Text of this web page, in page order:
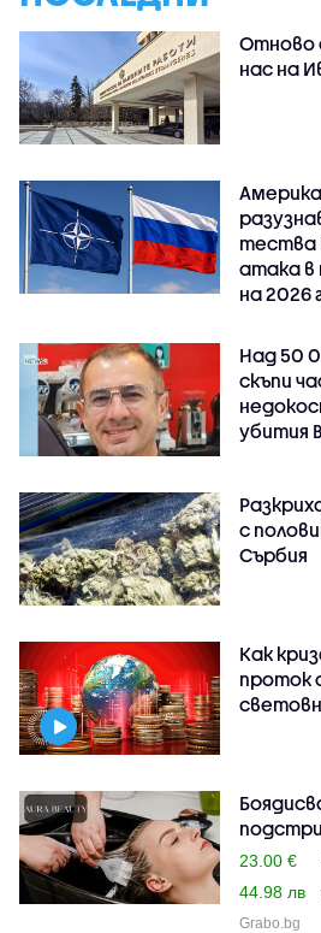
Отново
нас на
тества
атака в
на 2026
Над 50
скъпи
убития
с
Сърбия
Как
проток
23.00 €
44.98 лв
Grabo.bg